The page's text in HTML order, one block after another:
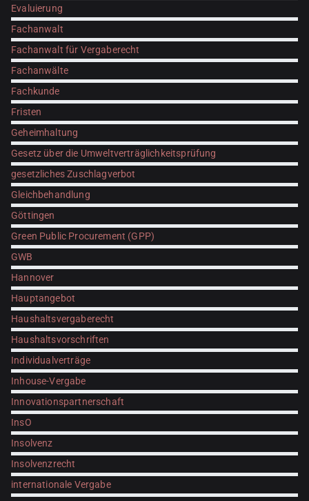
Evaluierung
Fachanwalt
Fachanwalt für Vergaberecht
Fachanwälte
Fachkunde
Fristen
Geheimhaltung
Gesetz über die Umweltverträglichkeitsprüfung
gesetzliches Zuschlagverbot
Gleichbehandlung
Göttingen
Green Public Procurement (GPP)
GWB
Hannover
Hauptangebot
Haushaltsvergaberecht
Haushaltsvorschriften
Individualverträge
Inhouse-Vergabe
Innovationspartnerschaft
InsO
Insolvenz
Insolvenzrecht
internationale Vergabe